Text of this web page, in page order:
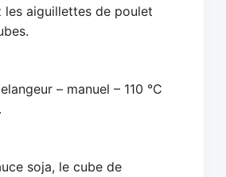
les aiguillettes de poulet
– manuel – 110 °C
soja, le cube de